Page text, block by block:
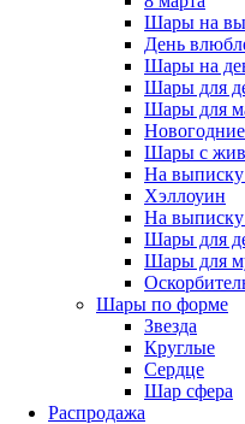
Шары на
День
Шары на
Шары для
Шары для
Шары с
На выписку
Хэллоуин
На выписку
Шары для
Шары для
Шары по форме
Звезда
Круглые
Сердце
Шар сфера
Распродажа